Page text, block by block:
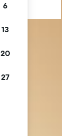
6
13
20
27